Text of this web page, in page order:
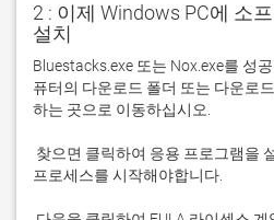
2 : 이제 Windows PC에 소
설치
Bluestacks.exe 또는 Nox.exe를 성
퓨터의 다운로드 폴더 또는 다운로